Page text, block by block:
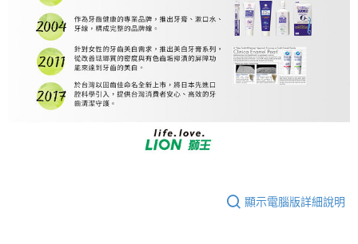
顯示電腦版詳細說明